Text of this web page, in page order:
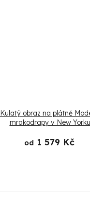
Kulatý obraz na plátně
mrakodrapy v New Yorku
od 1 579 Kč